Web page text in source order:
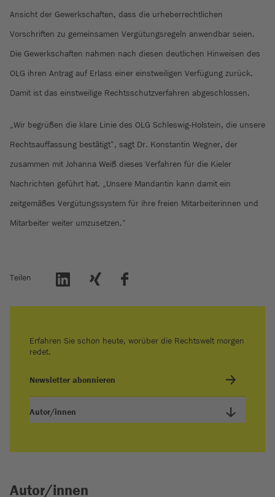
Ansicht der Gewerkschaften, dass die urheberrechtlichen
Vorschriften zu gemeinsamen Vergütungsregeln anwendbar seien.
Die Gewerkschaften nahmen nach diesen deutlichen Hinweisen des
OLG ihren Antrag auf Erlass einer einstweiligen Verfügung zurück.
Damit ist das einstweilige Rechtsschutzverfahren abgeschlossen.
„Wir begrüßen die klare Linie des OLG Schleswig-Holstein, die unsere
Rechtsauffassung bestätigt“, sagt Dr. Konstantin Wegner, der
zusammen mit Johanna Weiß dieses Verfahren für die Kieler
Nachrichten geführt hat. „Unsere Mandantin kann damit ein
zeitgemäßes Vergütungssystem für ihre freien Mitarbeiterinnen und
Mitarbeiter weiter umzusetzen.“
Teilen
Erfahren Sie schon heute, worüber die Rechtswelt morgen
redet.
Newsletter abonnieren
Autor/innen
Autor/innen